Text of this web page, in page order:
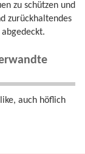
zu schützen und
zurückhaltendes
auch höflich